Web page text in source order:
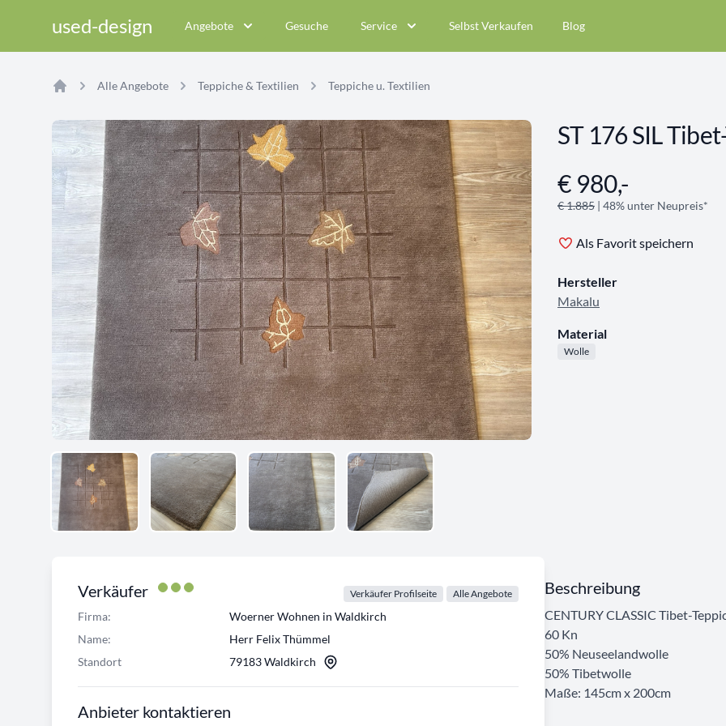
used-design Angebote Gesuche Service Selbst Verkaufen Blog
Alle Angebote Teppiche & Textilien Teppiche u. Textilien
ST 176 SIL
Angebotsinformationen
€ 980,-
€ 1.885 | 48% unter Neupreis*
Als Favorit speichern
Hersteller
Makalu
Material
Wolle
Verkäufer Verkäufer Profilseite Alle Angebote
Firma:
Woerner Wohnen in Waldkirch
Name:
Herr Felix Thümmel
Standort
79183 Waldkirch
Anbieter kontaktieren
Beschreibung
CENTURY CLASSIC Tibet-
60 Kn
50% Neuseelandwolle
50% Tibetwolle
Maße: 145cm x 200cm